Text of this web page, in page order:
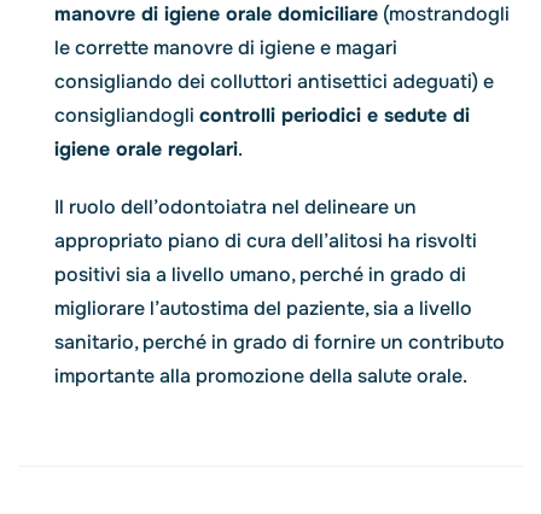
manovre di igiene orale domiciliare (mostrandogli
le corrette manovre di igiene e magari
consigliando dei colluttori antisettici adeguati) e
consigliandogli controlli periodici e sedute di
igiene orale regolari.
Il ruolo dell’odontoiatra nel delineare un
appropriato piano di cura dell’alitosi ha risvolti
positivi sia a livello umano, perché in grado di
migliorare l’autostima del paziente, sia a livello
sanitario, perché in grado di fornire un contributo
importante alla promozione della salute orale.